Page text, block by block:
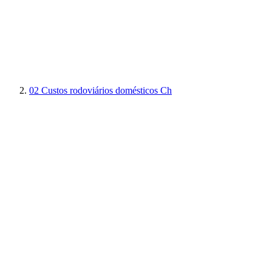
02 Custos rodoviários domésticos Ch